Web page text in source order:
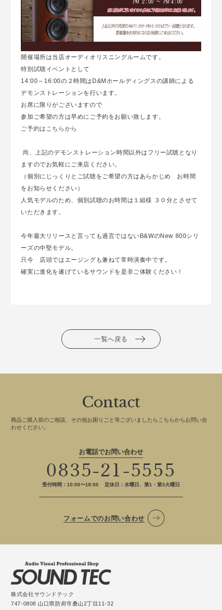
開催場所は当店オーディオリスニングルームです。
特別試聴イベントとして
14:00～16:00の２時間はD&Mホールディングスの講師による
デモンストレーションを行います。
お席に限りがございますので
参加ご希望の方は早めにご予約をお願い致します。
ご予約はこちらから
尚、上記のデモンストレーション時間以外はフリー試聴となり
ますのでお気軽にご来店ください。
（個別にじっくりとご試聴をご希望の方はあらかじめ お時間
をお知らせください）
人気モデルのため、個別試聴のお時間は１組様 ３０分とさせて
いただきます。
今年最大リリースと言っても過言ではないB&WのNew 800シリ
ーズの中堅モデル。
只今 店頭ではエージングも兼ねて常時演奏中です。
確実に進化を遂げているサウンドを是非ご体験ください！
一覧へ戻る
Contact
商品ご購入前のご相談、その他お困りごと等ございましたらこちらからお問い合
わせください。
お電話でお問い合わせ
0835-21-5555
受付時間：10:00〜18:00 定休日：水曜日、第1・第3火曜日
フォームでのお問い合わせ
株式会社サウンドテック
747-0808 山口県防府市桑山2丁目11-32